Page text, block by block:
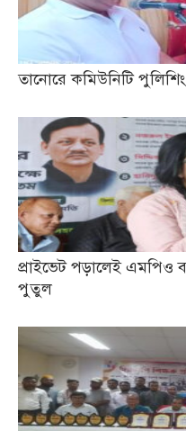
তানোরে কমিউনিটি
প্রাইভেট পড়ালেই এমপিও
পুতুল